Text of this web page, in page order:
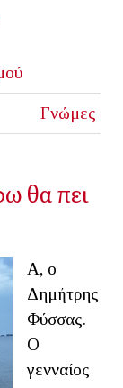
Γνώμες
θα πει
Α, ο
Δημήτρης
Φύσσας.
Ο
γενναίος